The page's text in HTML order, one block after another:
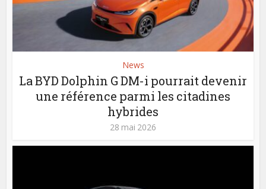
News
La BYD Dolphin G DM-i pourrait devenir
une référence parmi les citadines
hybrides
28 mai 2026